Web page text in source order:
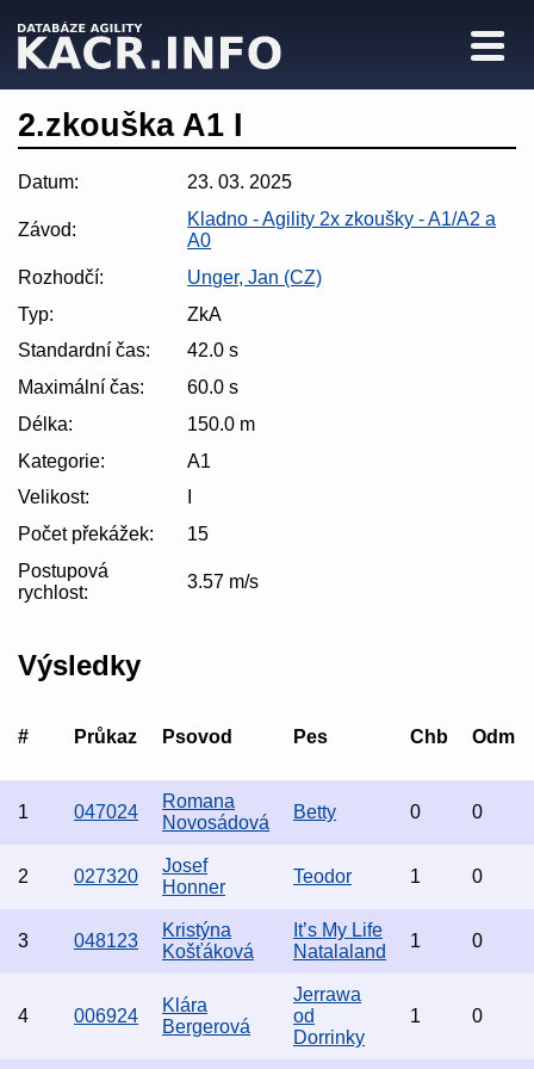
2.zkouška A1 I
Datum: 23. 03. 2025
Závod:
Kladno - Agility 2x zkoušky - A1/A2 a
A0
Rozhodčí:
Unger, Jan (CZ)
Typ:
ZkA
Standardní čas:
42.0 s
Maximální čas:
60.0 s
Délka:
150.0 m
Kategorie:
A1
Velikost:
Počet překážek:
15
Postupová
rychlost:
3.57 m/s
Výsledky
# Průkaz Psovod Pes Chb Odm
1 047024
Romana
Novosádová
Betty 0 0
2 027320
Josef
Honner
Teodor 1 0
3 048123
Kristýna
Košťáková
It’s My Life
Natalaland
1 0
4 006924
Klára
Bergerová
Jerrawa
od
Dorrinky
1 0